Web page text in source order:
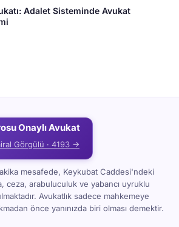
Adalet Sisteminde Avukat
Onaylı Avukat
Görgülü · 4193 →
mesafede, Keykubat Caddesi'ndeki
ceza, arabuluculuk ve yabancı uyruklu
Avukatlık sadece mahkemeye
önce yanınızda biri olması demektir.